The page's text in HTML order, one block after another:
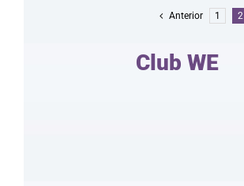
Anterior 1 2
Club WE